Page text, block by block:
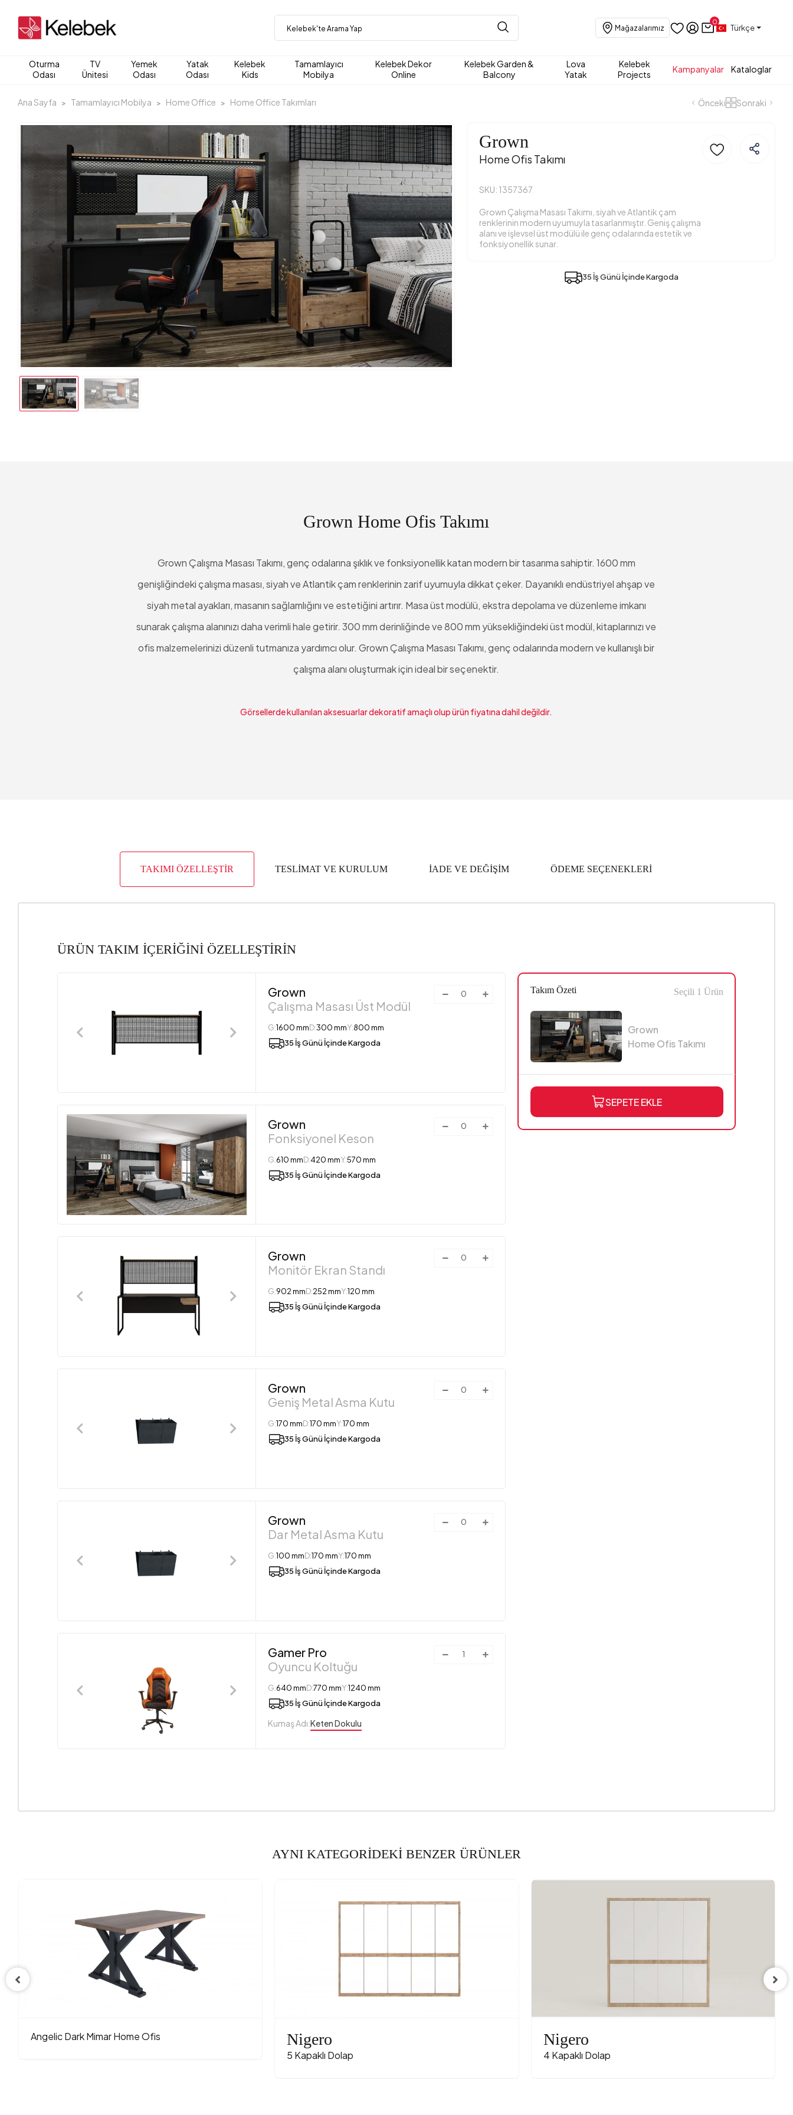
Mağazalarımız
0
Türkçe
Oturma
Odası
TV
Ünitesi
Yemek
Odası
Yatak
Odası
Kelebek
Kids
Tamamlayıcı
Mobilya
Kelebek Dekor
Online
Kelebek Garden &
Balcony
Lova
Yatak
Kelebek
Projects
Kampanyalar Kataloglar
Ana Sayfa Tamamlayıcı Mobilya Home Office Home Office Takımları Önceki Sonraki
Grown
Home Ofis Takımı
SKU: 1357367
Grown Çalışma Masası Takımı, siyah ve Atlantik çam
renklerinin modern uyumuyla tasarlanmıştır. Geniş çalışma
alanı ve işlevsel üst modülü ile genç odalarında estetik ve
fonksiyonellik sunar.
35 İş Günü İçinde Kargoda
Grown Home Ofis Takımı
Grown Çalışma Masası Takımı, genç odalarına şıklık ve fonksiyonellik katan modern bir tasarıma sahiptir. 1600 mm
genişliğindeki çalışma masası, siyah ve Atlantik çam renklerinin zarif uyumuyla dikkat çeker. Dayanıklı endüstriyel ahşap ve
siyah metal ayakları, masanın sağlamlığını ve estetiğini artırır. Masa üst modülü, ekstra depolama ve düzenleme imkanı
sunarak çalışma alanınızı daha verimli hale getirir. 300 mm derinliğinde ve 800 mm yüksekliğindeki üst modül, kitaplarınızı ve
ofis malzemelerinizi düzenli tutmanıza yardımcı olur. Grown Çalışma Masası Takımı, genç odalarında modern ve kullanışlı bir
çalışma alanı oluşturmak için ideal bir seçenektir.
Görsellerde kullanılan aksesuarlar dekoratif amaçlı olup ürün fiyatına dahil değildir.
TAKIMI ÖZELLEŞTİR TESLİMAT VE KURULUM İADE VE DEĞİŞİM ÖDEME SEÇENEKLERİ
ÜRÜN TAKIM İÇERİĞİNİ ÖZELLEŞTİRİN
Grown
Çalışma Masası Üst Modül
G:1600 mmD:300 mmY:800 mm
35 İş Günü İçinde Kargoda
Grown
Fonksiyonel Keson
G:610 mmD:420 mmY:570 mm
35 İş Günü İçinde Kargoda
Grown
Monitör Ekran Standı
G:902 mmD:252 mmY:120 mm
35 İş Günü İçinde Kargoda
Grown
Geniş Metal Asma Kutu
G:170 mmD:170 mmY:170 mm
35 İş Günü İçinde Kargoda
Grown
Dar Metal Asma Kutu
G:100 mmD:170 mmY:170 mm
35 İş Günü İçinde Kargoda
Gamer Pro
Oyuncu Koltuğu
G:640 mmD:770 mmY:1240 mm
35 İş Günü İçinde Kargoda
Kumaş Adı:Keten Dokulu
Takım Özeti Seçili 1 Ürün
Grown
Home Ofis Takımı
SEPETE EKLE
AYNI KATEGORİDEKİ BENZER ÜRÜNLER
Angelic Dark Mimar Home Ofis Nigero
5 Kapaklı Dolap
Nigero
4 Kapaklı Dolap